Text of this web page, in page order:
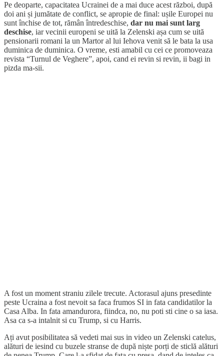
Pe deoparte, capacitatea Ucrainei de a mai duce acest război, după
doi ani și jumătate de conflict, se apropie de final: ușile Europei nu
sunt închise de tot, rămân întredeschise, dar nu mai sunt larg
deschise, iar vecinii europeni se uită la Zelenski așa cum se uită
pensionarii romani la un Martor al lui Iehova venit să le bata la usa
duminica de duminica. O vreme, esti amabil cu cei ce promoveaza
revista “Turnul de Veghere”, apoi, cand ei revin si revin, ii bagi in
pizda ma-sii.
A fost un moment straniu zilele trecute. Actorasul ajuns presedinte
peste Ucraina a fost nevoit sa faca frumos SI in fata candidatilor la
Casa Alba. In fata amandurora, fiindca, no, nu poti sti cine o sa iasa.
Asa ca s-a intalnit si cu Trump, si cu Harris.
Ați avut posibilitatea să vedeti mai sus in video un Zelenski catelus,
alături de iesind cu buzele stranse de după niște porți de sticlă alături